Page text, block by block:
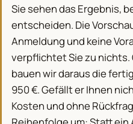
Sie sehen das Ergebnis,
entscheiden. Die
Anmeldung und keine
verpflichtet Sie zu nichts.
bauen wir daraus die
950 €. Gefällt er Ihnen
Kosten und ohne